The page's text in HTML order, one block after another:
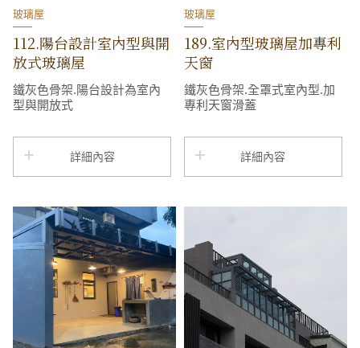
玻璃屋
112.陽台設計室內型與開
放式玻璃屋
鐵灰色骨架.陽台設計為室內
型與開放式
詳細內容
玻璃屋
189.室內型玻璃屋加專利
天窗
鐵灰色骨架.全罩式室內型.加
專利天窗滑蓋
詳細內容